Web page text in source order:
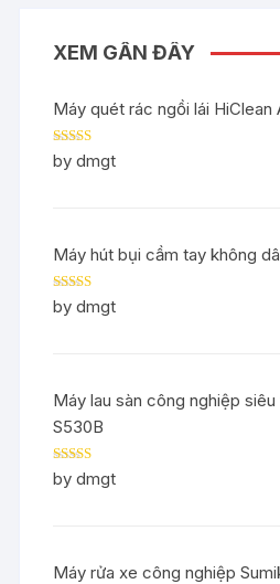
XEM GẦN ĐÂY
Máy quét rác ngồi lái HiClean
Rated5out
of 5
by dmgt
Máy hút bụi cầm tay không
Rated5out
of 5
by dmgt
Máy lau sàn công nghiệp
S530B
Rated5out
of 5
by dmgt
Máy rửa xe công nghiệp